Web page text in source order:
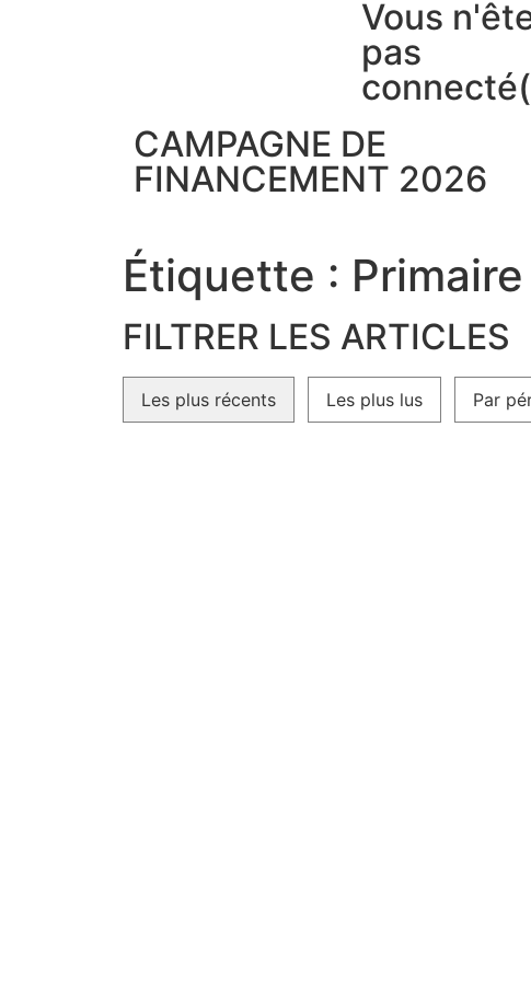
Vous
pas
CAMPAGNE DE
FINANCEMENT 2026
Étiquette : Primaire
FILTRER LES ARTICLES
Les plus récents Les plus lus Par